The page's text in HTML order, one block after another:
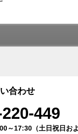
合わせ
449
～17:30（土日祝日お